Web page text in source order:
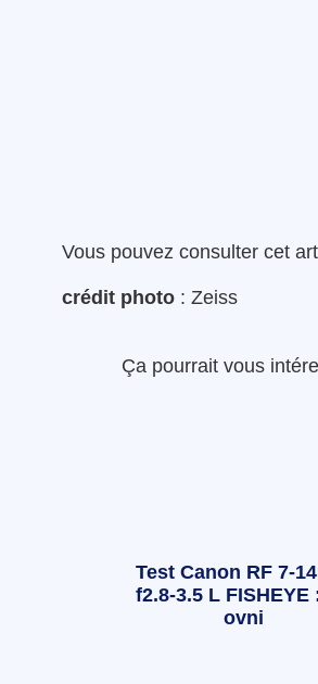
Vous pouvez consulter cet
crédit photo : Zeiss
Ça pourrait vous
Test Canon RF 7-
f2.8-3.5 L FISHEYE
ovni